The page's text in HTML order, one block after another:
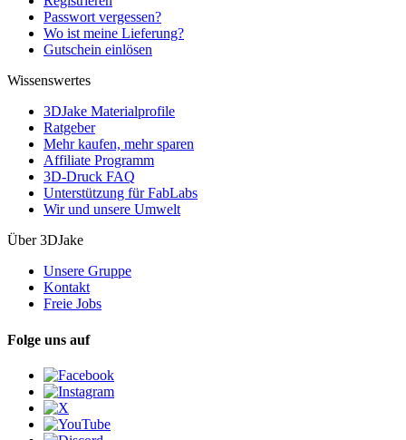
Passwort vergessen?
Wo ist meine Lieferung?
Gutschein einlösen
Wissenswertes
3DJake Materialprofile
Ratgeber
Mehr kaufen, mehr sparen
Affiliate Programm
3D-Druck FAQ
Unterstützung für FabLabs
Wir und unsere Umwelt
Über 3DJake
Unsere Gruppe
Kontakt
Freie Jobs
Folge uns auf